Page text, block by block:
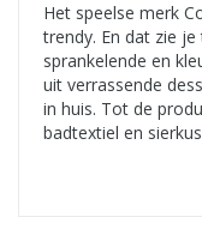
Het speelse merk
trendy. En dat zie
sprankelende en
uit verrassende
in huis. Tot de
badtextiel en